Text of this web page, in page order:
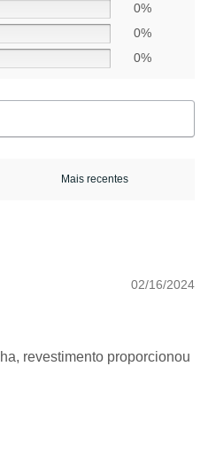
0%
0%
0%
02/16/2024
revestimento proporcionou